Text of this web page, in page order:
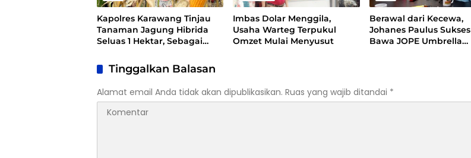
Kapolres Karawang Tinjau
Tanaman Jagung Hibrida
Seluas 1 Hektar, Sebagai
Pangan
Imbas Dolar Menggila,
Usaha Warteg Terpukul
Omzet Mulai Menyusut
Berawal dari Kecewa,
Johanes Paulus Sukses
Bawa JOPE Umbrella
Tinggalkan Balasan
Alamat email Anda tidak akan dipublikasikan. Ruas yang wajib ditandai *